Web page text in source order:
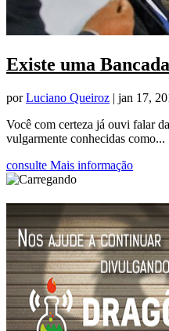
Existe uma
porLuciano Queiroz | jan 17,
Você com certeza já ouvi falar
vulgarmente conhecidas como...
consulte Mais informação